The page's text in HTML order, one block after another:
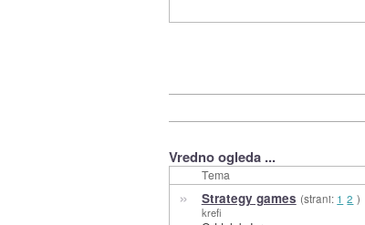
Vredno ogleda ...
Tema
» Strategy games (strani: 1 2 )
krefi